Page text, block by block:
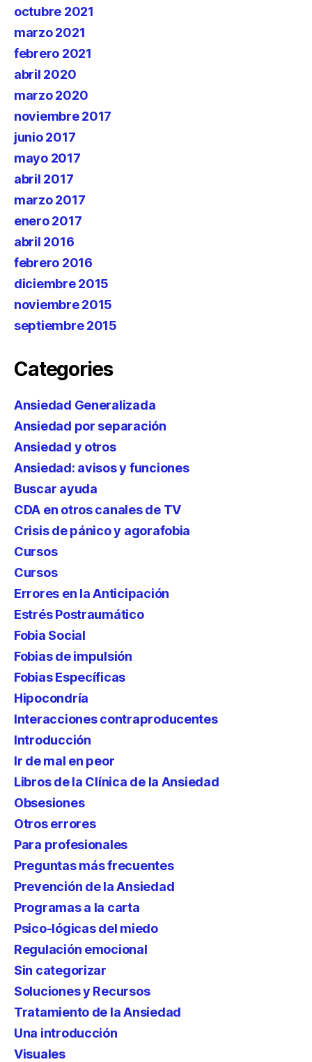
octubre 2021
marzo 2021
febrero 2021
abril 2020
marzo 2020
noviembre 2017
junio 2017
mayo 2017
abril 2017
marzo 2017
enero 2017
abril 2016
febrero 2016
diciembre 2015
noviembre 2015
septiembre 2015
Categories
Ansiedad Generalizada
Ansiedad por separación
Ansiedad y otros
Ansiedad: avisos y funciones
Buscar ayuda
CDA en otros canales de TV
Crisis de pánico y agorafobia
Cursos
Cursos
Errores en la Anticipación
Estrés Postraumático
Fobia Social
Fobias de impulsión
Fobias Específicas
Hipocondría
Interacciones contraproducentes
Introducción
Ir de mal en peor
Libros de la Clínica de la Ansiedad
Obsesiones
Otros errores
Para profesionales
Preguntas más frecuentes
Prevención de la Ansiedad
Programas a la carta
Psico-lógicas del miedo
Regulación emocional
Sin categorizar
Soluciones y Recursos
Tratamiento de la Ansiedad
Una introducción
Visuales